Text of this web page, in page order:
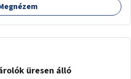
üresen álló